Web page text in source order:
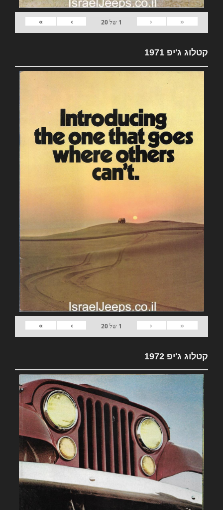
«
‹
1 של20
›
»
קטלוג ג'יפ 1971
«
‹
1 של20
›
»
קטלוג ג'יפ 1972